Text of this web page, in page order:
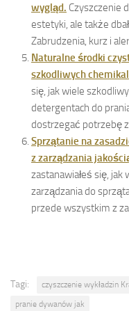
wygląd. Czyszczenie
estetyki, ale także
Zabrudzenia, kurz i
Naturalne środki
szkodliwych
się, jak wiele
detergentach do
dostrzegać potrzebę
Sprzątanie na
z zarządzania
zastanawiałeś się,
zarządzania do
przede wszystkim z
Tagi: czyszczenie wykładzin
pranie dywanów jak